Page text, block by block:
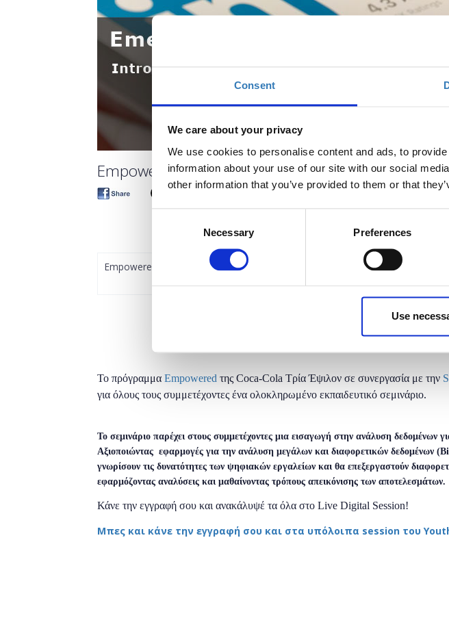
Consent
We care about your privacy
We use cookies to personalise content and ads, to
information about your use of our site with our social
other information that you’ve provided to them or that
Necessary Preferences
Use
Empowered: Eισαγωγή στην ανάλυση δεδομένων
Empowered
Το πρόγραμμα Empowered της Coca-Cola Τρία Έψιλον σε συνεργασία με την
για όλους τους συμμετέχοντες ένα ολοκληρωμένο εκπαιδευτικό σεμινάριο.
Το σεμινάριο παρέχει στους συμμετέχοντες μια εισαγωγή στην ανάλυση δεδομένων
Αξιοποιώντας εφαρμογές για την ανάλυση μεγάλων και διαφορετικών δεδομένων
γνωρίσουν τις δυνατότητες των ψηφιακών εργαλείων και θα επεξεργαστούν
εφαρμόζοντας αναλύσεις και μαθαίνοντας τρόπους απεικόνισης των αποτελεσμάτων.
Κάνε την εγγραφή σου και ανακάλυψέ τα όλα στο Live Digital Session!
Μπες και κάνε την εγγραφή σου και στα υπόλοιπα session του